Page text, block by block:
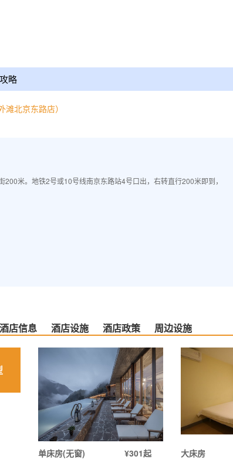
攻略
北京东路店）
米。地铁2号或10号线南京东路站4号口出，右转直行200米即到，
店信息 酒店设施 酒店政策 周边设施
单床房(无窗)
¥301起
大床房